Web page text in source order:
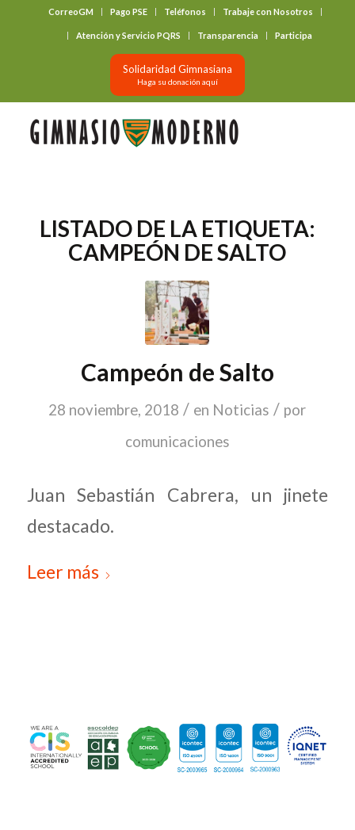
CorreoGM Pago PSE Teléfonos Trabaje con Nosotros
Atención y Servicio PQRS Transparencia Participa
Solidaridad Gimnasiana
Haga su donación aquí
LISTADO DE LA ETIQUETA:
CAMPEÓN DE SALTO
Campeón de Salto
28 noviembre, 2018 / en Noticias / por
comunicaciones
Juan Sebastián Cabrera, un jinete
destacado.
Leer más